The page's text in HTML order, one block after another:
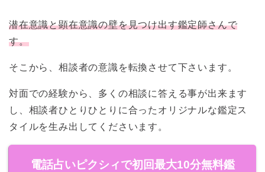
潜在意識と顕在意識の壁を見つけ出す鑑定師さんで
す。
そこから、相談者の意識を転換させて下さいます。
対面での経験から、多くの相談に答える事が出来ます
し、相談者ひとりひとりに合ったオリジナルな鑑定ス
タイルを生み出してくださいます。
電話占いピクシィで初回最大10分無料鑑